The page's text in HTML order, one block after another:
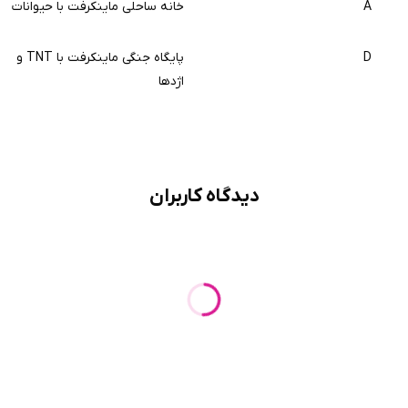
A خانه ساحلی ماینکرفت با حیوانات
D
پایگاه جنگی ماینکرفت با TNT و
اژدها
دیدگاه کاربران